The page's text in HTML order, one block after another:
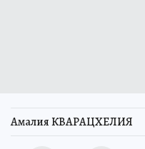
Амалия КВАРАЦХЕЛИЯ